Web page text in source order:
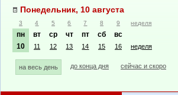
Понедельник, 10 августа
3 4 5 6 7 8 9 неделя
пн вт ср чт пт сб
вс
10
11 12 13 14 15 16 неделя
на весь день до конца дня сейчас и скоро